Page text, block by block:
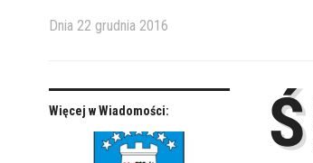
Dnia 22 grudnia 2016
Więcej w Wiadomości: Ś